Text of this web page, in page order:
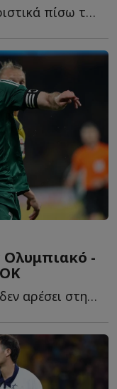
Ο Γιώργος Μασούρας άφησε οριστικά πίσω του το κεφάλαιο τ...
-
Η εικόνα του Ολυμπιακού που δεν αρέσει στην διοίκηση, τ...